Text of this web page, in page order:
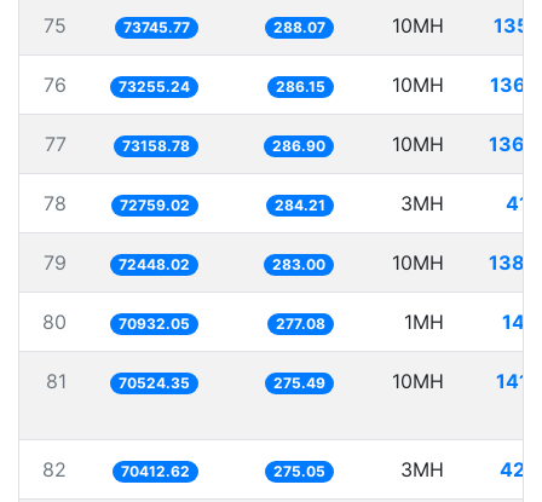
75 73745.77 288.07 10MH
76 73255.24 286.15 10MH
77 73158.78 286.90 10MH
78 72759.02 284.21 3MH
79 72448.02 283.00 10MH
80 70932.05 277.08 1MH
81 70524.35 275.49 10MH
82 70412.62 275.05 3MH